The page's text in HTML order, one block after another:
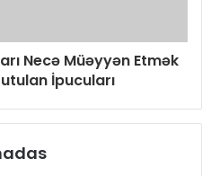
Necə Müəyyən Etmək
İpucuları